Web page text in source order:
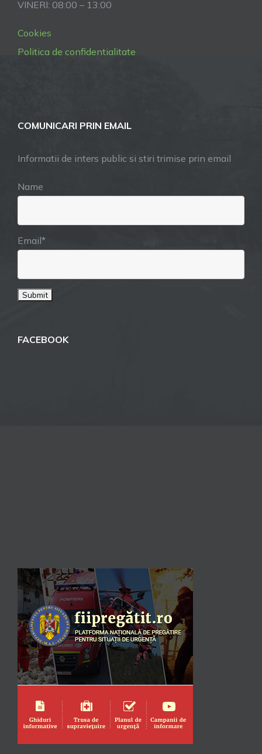
VINERI: 08:00 – 13:00
Cookies
Politica de confidentialitate
COMUNICARI PRIN EMAIL
Informatii de inters public si stiri trimise prin email
Name
Email*
FACEBOOK